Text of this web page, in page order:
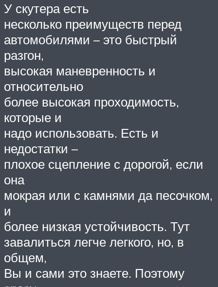
У скутера есть
несколько преимуществ перед
автомобилями – это быстрый
разгон,
высокая маневренность и
относительно
более высокая проходимость,
которые и
надо использовать. Есть и
недостатки –
плохое сцепление с дорогой, если
она
мокрая или с камнями да песочком,
и
более низкая устойчивость. Тут
завалиться легче легкого, но, в
общем,
Вы и сами это знаете. Поэтому